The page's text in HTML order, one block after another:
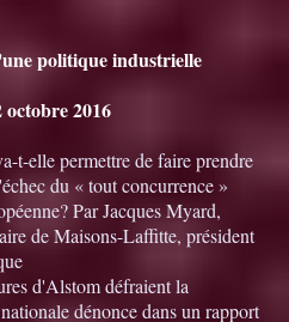
politique industrielle
2016
t-elle permettre de faire prendre
du « tout concurrence »
Par Jacques Myard,
de Maisons-Laffitte, président
d'Alstom défraient la
dénonce dans un rapport